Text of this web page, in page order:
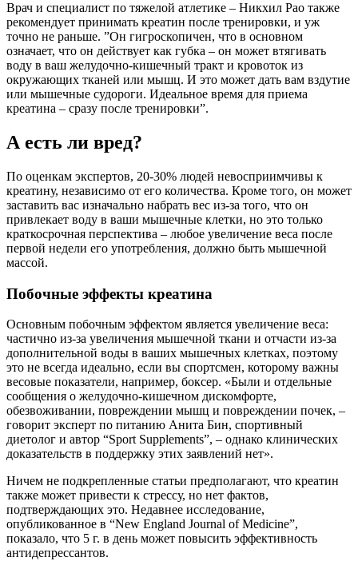
Врач и специалист по тяжелой атлетике – Никхил Рао также
рекомендует принимать креатин после тренировки, и уж
точно не раньше. ”Он гигроскопичен, что в основном
означает, что он действует как губка – он может втягивать
воду в ваш желудочно-кишечный тракт и кровоток из
окружающих тканей или мышц. И это может дать вам вздутие
или мышечные судороги. Идеальное время для приема
креатина – сразу после тренировки”.
А есть ли вред?
По оценкам экспертов, 20-30% людей невосприимчивы к
креатину, независимо от его количества. Кроме того, он может
заставить вас изначально набрать вес из-за того, что он
привлекает воду в ваши мышечные клетки, но это только
краткосрочная перспектива – любое увеличение веса после
первой недели его употребления, должно быть мышечной
массой.
Побочные эффекты креатина
Основным побочным эффектом является увеличение веса:
частично из-за увеличения мышечной ткани и отчасти из-за
дополнительной воды в ваших мышечных клетках, поэтому
это не всегда идеально, если вы спортсмен, которому важны
весовые показатели, например, боксер. «Были и отдельные
сообщения о желудочно-кишечном дискомфорте,
обезвоживании, повреждении мышц и повреждении почек, –
говорит эксперт по питанию Анита Бин, спортивный
диетолог и автор “Sport Supplements”, – однако клинических
доказательств в поддержку этих заявлений нет».
Ничем не подкрепленные статьи предполагают, что креатин
также может привести к стрессу, но нет фактов,
подтверждающих это. Недавнее исследование,
опубликованное в “New England Journal of Medicine”,
показало, что 5 г. в день может повысить эффективность
антидепрессантов.